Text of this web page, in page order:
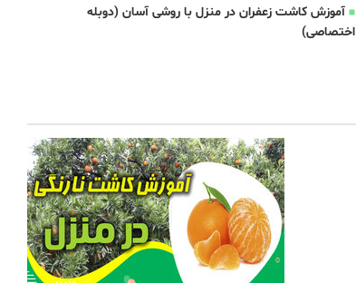
آموزش کاشت زعفران در منزل با روشی آسان (دوبله
اختصاصی)